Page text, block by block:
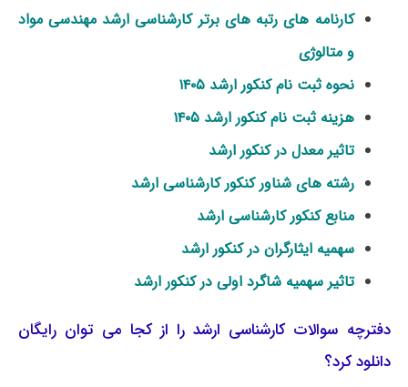
کارنامه های رتبه های برتر کارشناسی ارشد مهندسی مواد
و متالوژی
نحوه ثبت نام کنکور ارشد ۱۴۰۵
هزینه ثبت نام کنکور ارشد ۱۴۰۵
تاثیر معدل در کنکور ارشد
رشته های شناور کنکور کارشناسی ارشد
منابع کنکور کارشناسی ارشد
سهمیه ایثارگران در کنکور ارشد
تاثیر سهمیه شاگرد اولی در کنکور ارشد
دفترچه سوالات کارشناسی ارشد را از کجا می توان رایگان
دانلود کرد؟